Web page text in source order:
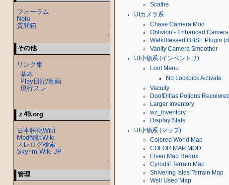
Scathe
UIカメラ系
Chase Camera Mod
Oblivion - Enhanced Camera
WalkBlessed OBSE Plugin
Vanity Camera Smoother
UI小物系 (インベントリ)
Loot Menu
No Lockpick Activate
Vacuity
DoofDillas Potions Recolored
Larger Inventory
wz_Inventory
Display Stats
UI小物系 (マップ)
Colored World Map
COLOR MAP MOD
Elven Map Redux
Cyrodiil Terrain Map
Shivering Isles Terrain Map
Well Used Map
フォーラム
Note
質問箱
↑
その他
リンク集
基本
Play日記/動画
現行スレ
↑
ｚ49.org
日本語化Wiki
Mod翻訳Wiki
スレログ検索
Skyrim Wiki JP
↑
管理